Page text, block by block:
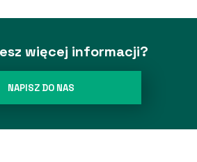
więcej informacji?
NAPISZ DO NAS